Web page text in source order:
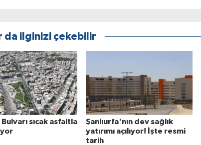
da ilginizi çekebilir
sıcak asfaltla
Şanlıurfa'nın dev sağlık
yatırımı açılıyor! İşte resmi
tarih